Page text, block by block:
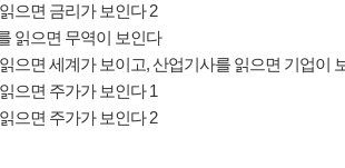
으면 금리가 보인다 2
읽으면 무역이 보인다
으면 세계가 보이고, 산업기사를 읽으면 기업이
으면 주가가 보인다 1
으면 주가가 보인다 2